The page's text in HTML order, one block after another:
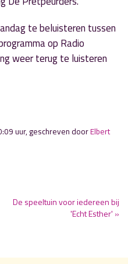
te beluisteren tussen
op Radio
weer terug te luisteren
uur, geschreven doorElbert
De speeltuin voor iedereen bij
'Echt Esther' »